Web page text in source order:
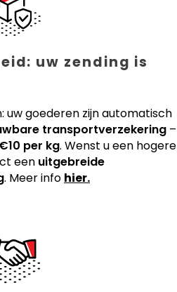
uw zending is
goederen zijn automatisch
transportverzekering –
€10 per kg. Wenst u een hogere
een uitgebreide
. Meer info hier.